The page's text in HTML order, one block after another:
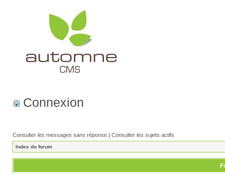
Connexion
Consulter les messages sans réponse | Consulter les sujets actifs
Index du forum